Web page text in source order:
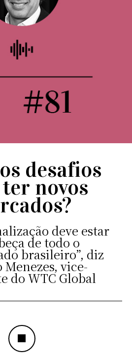
desafios
novos
deve estar
de todo o
brasileiro”, diz
vice-
do WTC Global